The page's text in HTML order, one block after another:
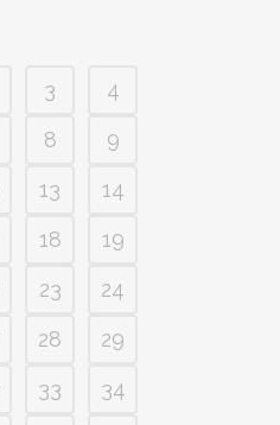
3
4
8
9
13
14
18
19
23
24
28
29
33
34